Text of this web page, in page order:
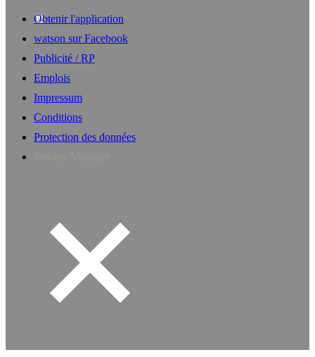
Obtenir l'application
watson sur Facebook
Publicité / RP
Emplois
Impressum
Conditions
Protection des données